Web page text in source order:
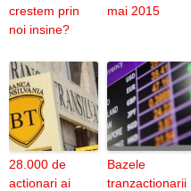
crestem prin
noi insine?
mai 2015
28.000 de
actionari ai
Bazele
tranzactionarii